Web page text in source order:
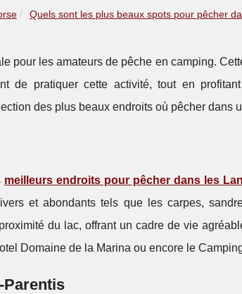
Quels sont les plus beaux spots pour pêcher
pour les amateurs de pêche en camping.
de pratiquer cette activité, tout en
des plus beaux endroits où pêcher dans
meilleurs endroits pour pêcher dans les
et abondants tels que les carpes,
du lac, offrant un cadre de vie
Domaine de la Marina ou encore le
Parentis